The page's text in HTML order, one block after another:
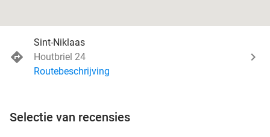
Sint-Niklaas
Houtbriel 24
Routebeschrijving
Selectie van recensies